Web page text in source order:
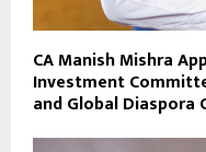
CA Manish Mishra
Investment
and Global Diaspora